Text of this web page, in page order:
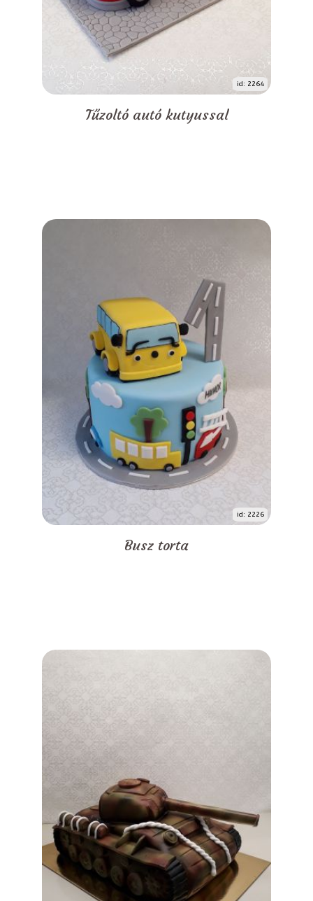
id: 2264
Tűzoltó autó kutyussal
id: 2226
Busz torta